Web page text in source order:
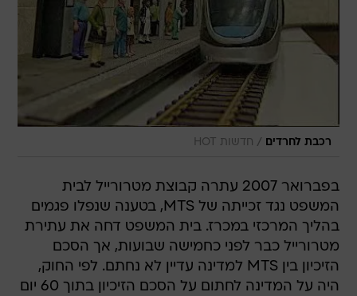
רכבת לחרדים / חדשות HOT
בפברואר 2007 עתרה קבוצת מטרורייל לבית
המשפט נגד זכייתה של MTS, בטענה שנפלו פגמים
בהליך המרכזי במכרז. בית המשפט דחה את עתירת
מטרורייל כבר לפני כחמישה שבועות, אך הסכם
הזיכיון בין MTS למדינה עדיין לא נחתם. לפי החוק,
היה על המדינה לחתום על הסכם הזיכיון בתוך 60 יום